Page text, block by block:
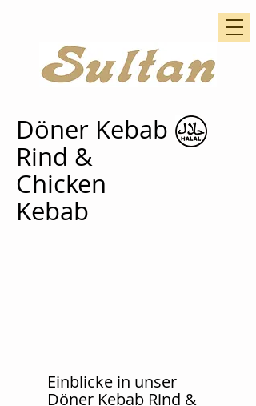
Döner Kebab
Rind &
Chicken
Kebab
Einblicke in unser
Döner Kebab Rind &